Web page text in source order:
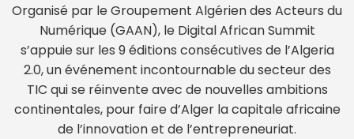
Organisé par le Groupement Algérien des Acteurs du
Numérique (GAAN), le Digital African Summit
s’appuie sur les 9 éditions consécutives de l’Algeria
2.0, un événement incontournable du secteur des
TIC qui se réinvente avec de nouvelles ambitions
continentales, pour faire d’Alger la capitale africaine
de l’innovation et de l’entrepreneuriat.